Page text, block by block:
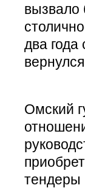
вызвало
два
Омский
тендеры